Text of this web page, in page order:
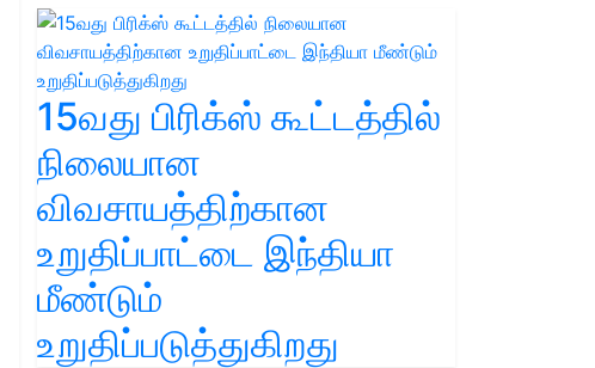
15வது பிரிக்ஸ் கூட்டத்தில்
நிலையான
விவசாயத்திற்கான
உறுதிப்பாட்டை இந்தியா
மீண்டும்
உறுதிப்படுத்துகிறது